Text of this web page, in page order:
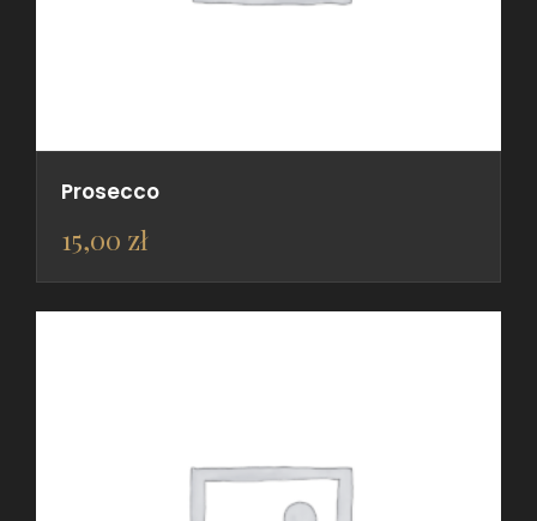
Prosecco
15,00 zł